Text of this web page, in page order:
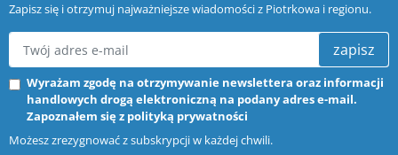
Zapisz się i otrzymuj najważniejsze wiadomości z Piotrkowa i regionu.
zapisz
Wyrażam zgodę na otrzymywanie newslettera oraz informacji
handlowych drogą elektroniczną na podany adres e-mail.
Zapoznałem się z polityką prywatności
Możesz zrezygnować z subskrypcji w każdej chwili.